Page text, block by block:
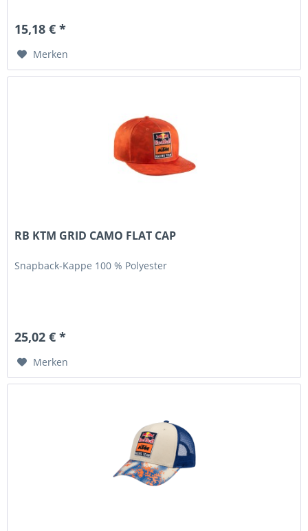
15,18 € *
Merken
RB KTM GRID CAMO FLAT CAP
Snapback-Kappe 100 % Polyester
25,02 € *
Merken